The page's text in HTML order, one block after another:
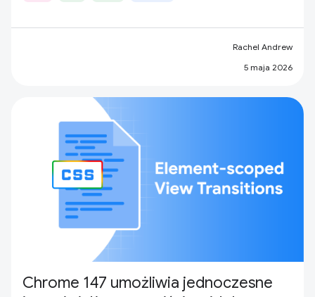
Rachel Andrew
5 maja 2026
Chrome 147 umożliwia jednoczesne